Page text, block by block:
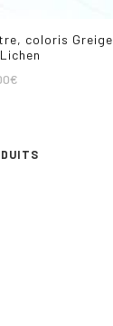
coloris Greige
€